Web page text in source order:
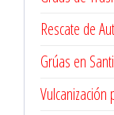
Rescate de
Grúas en
Vulcanización